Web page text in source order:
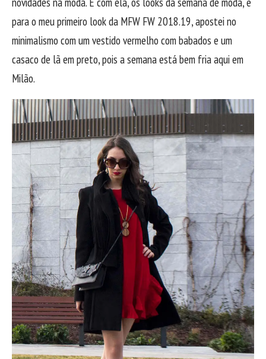
para o meu primeiro look da MFW FW 2018.19, apostei no
minimalismo com um vestido vermelho com babados e um
casaco de lã em preto, pois a semana está bem fria aqui em
Milão.